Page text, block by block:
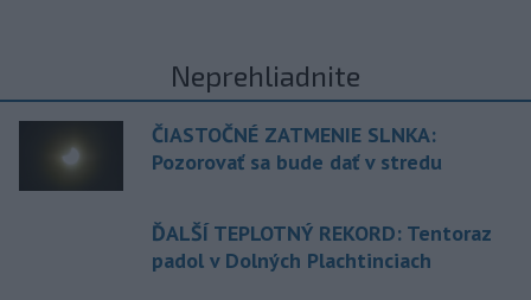
Neprehliadnite
ČIASTOČNÉ ZATMENIE SLNKA:
Pozorovať sa bude dať v stredu
ĎALŠÍ TEPLOTNÝ REKORD: Tentoraz
padol v Dolných Plachtinciach